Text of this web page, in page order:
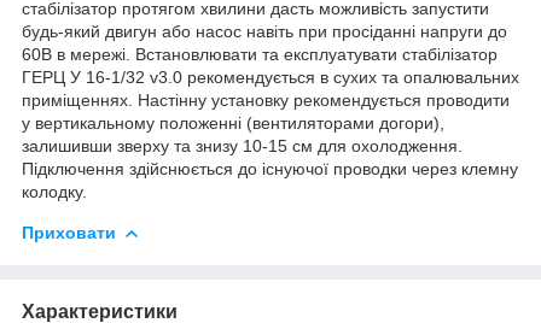
стабілізатор протягом хвилини дасть можливість запустити
будь-який двигун або насос навіть при просіданні напруги до
60В в мережі. Встановлювати та експлуатувати стабілізатор
ГЕРЦ У 16-1/32 v3.0 рекомендується в сухих та опалювальних
приміщеннях. Настінну установку рекомендується проводити
у вертикальному положенні (вентиляторами догори),
залишивши зверху та знизу 10-15 см для охолодження.
Підключення здійснюється до існуючої проводки через клемну
колодку.
Приховати
Характеристики